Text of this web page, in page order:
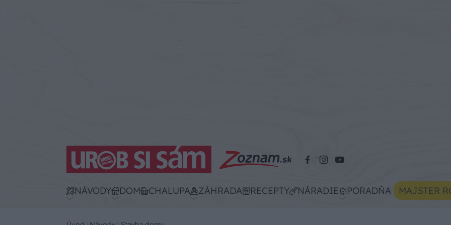
NÁVODY DOM CHALUPA ZÁHRADA RECEPTY NÁRADIE PORADŇA MAJSTER